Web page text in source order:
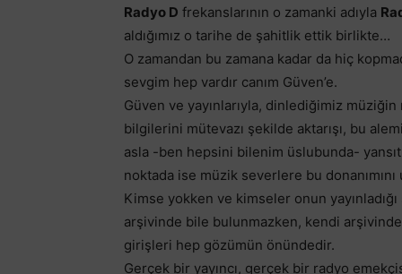
Radyo D frekanslarının o zamanki adıyla
aldığımız o tarihe de şahitlik ettik birlikte…
O zamandan bu zamana kadar da hiç
sevgim hep vardır canım Güven’e.
Güven ve yayınlarıyla, dinlediğimiz
bilgilerini mütevazı şekilde aktarışı, bu
asla -ben hepsini bilenim üslubunda-
noktada ise müzik severlere bu
Kimse yokken ve kimseler onun
arşivinde bile bulunmazken, kendi
girişleri hep gözümün önündedir.
Gerçek bir yayıncı, gerçek bir radyo